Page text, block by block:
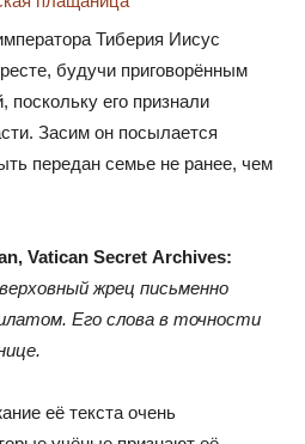
Тиберия Иисус
, будучи приговорённым
, поскольку его признали
. Засим он посылается
передан семье не ранее, чем
, Vatican Secret Archives:
жрец письменно
. Его слова в точности
её текста очень